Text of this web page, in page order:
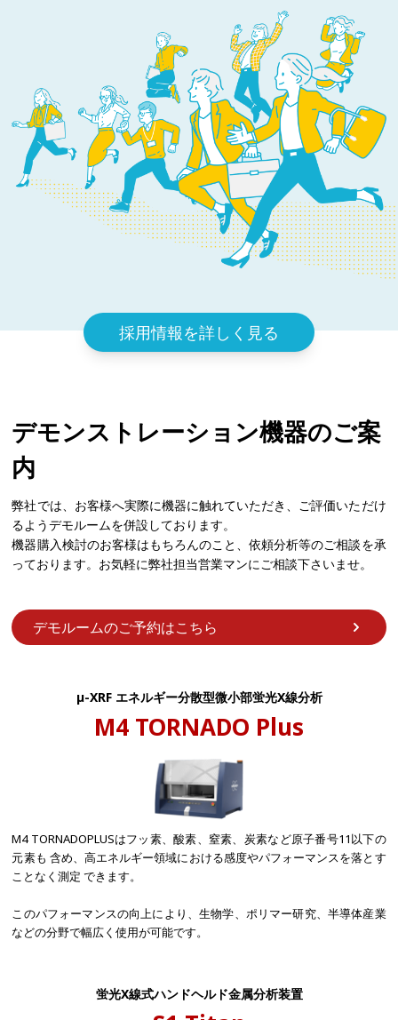
採用情報を詳しく見る
デモンストレーション機器のご案
内
弊社では、お客様へ実際に機器に触れていただき、ご評価いただけ
るようデモルームを併設しております。
機器購入検討のお客様はもちろんのこと、依頼分析等のご相談を承
っております。お気軽に弊社担当営業マンにご相談下さいませ。
デモルームのご予約はこちら
µ-XRF エネルギー分散型微小部蛍光X線分析
M4 TORNADO Plus
M4 TORNADOPLUSはフッ素、酸素、窒素、炭素など原子番号11以下の
元素も 含め、高エネルギー領域における感度やパフォーマンスを落とす
ことなく測定 できます。
このパフォーマンスの向上により、生物学、ポリマー研究、半導体産業
などの分野で幅広く使用が可能です。
蛍光X線式ハンドヘルド金属分析装置